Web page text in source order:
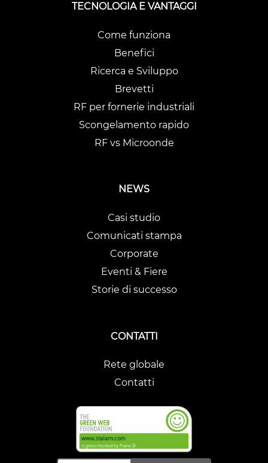
TECNOLOGIA E VANTAGGI
Come funziona
Benefici
Ricerca e Sviluppo
Brevetti
RF per fornerie industriali
Scongelamento rapido
RF vs Microonde
NEWS
Casi studio
Comunicati stampa
Corporate
Eventi & Fiere
Storie di successo
CONTATTI
Rete globale
Contatti